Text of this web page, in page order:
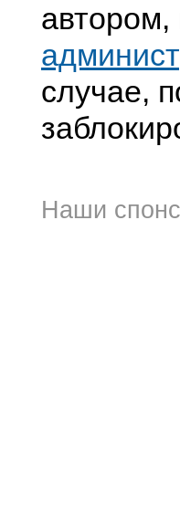
автором,
случае,
Наши